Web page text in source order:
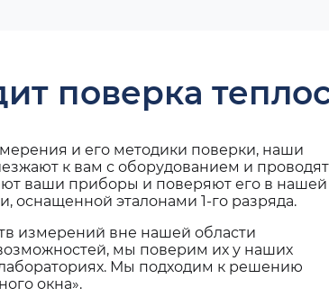
поверка
и его методики поверки, наши
к вам с оборудованием и проводят
ваши приборы и поверяют его в нашей
оснащенной эталонами 1-го разряда.
измерений вне нашей области
мы поверим их у наших
Мы подходим к решению
окна».